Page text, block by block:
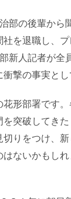
部の後輩から
を退職し、
新人記者が
撃の事実とし
形部署です
突破してき
りをつけ、
ないかもし